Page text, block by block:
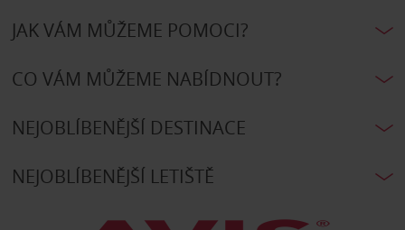
JAK VÁM MŮŽEME POMOCI?
CO VÁM MŮŽEME NABÍDNOUT?
NEJOBLÍBENĚJŠÍ DESTINACE
NEJOBLÍBENĚJŠÍ LETIŠTĚ